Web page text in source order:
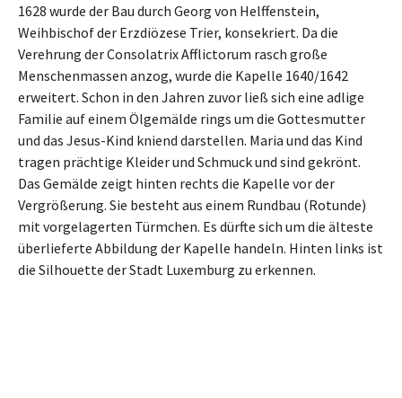
1628 wurde der Bau durch Georg von Helffenstein,
Weihbischof der Erzdiözese Trier, konsekriert. Da die
Verehrung der Consolatrix Afflictorum rasch große
Menschenmassen anzog, wurde die Kapelle 1640/1642
erweitert. Schon in den Jahren zuvor ließ sich eine adlige
Familie auf einem Ölgemälde rings um die Gottesmutter
und das Jesus-Kind kniend darstellen. Maria und das Kind
tragen prächtige Kleider und Schmuck und sind gekrönt.
Das Gemälde zeigt hinten rechts die Kapelle vor der
Vergrößerung. Sie besteht aus einem Rundbau (Rotunde)
mit vorgelagerten Türmchen. Es dürfte sich um die älteste
überlieferte Abbildung der Kapelle handeln. Hinten links ist
die Silhouette der Stadt Luxemburg zu erkennen.